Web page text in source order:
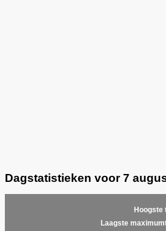
Dagstatistieken voor 7
Hoogste
Laagste